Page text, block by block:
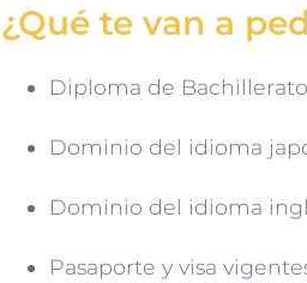
¿Qué te van a
Diploma de
Dominio del idioma
Dominio del idioma
Pasaporte y visa